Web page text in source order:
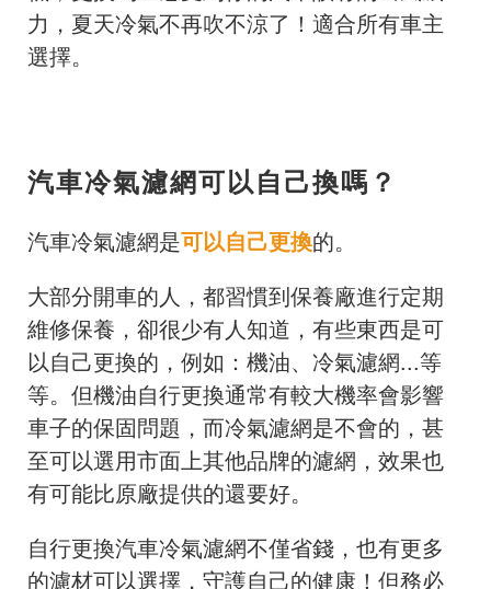
力，夏天冷氣不再吹不涼了！適合所有車主
選擇。
汽車冷氣濾網可以自己換嗎？
汽車冷氣濾網是可以自己更換的。
大部分開車的人，都習慣到保養廠進行定期
維修保養，卻很少有人知道，有些東西是可
以自己更換的，例如：機油、冷氣濾網...等
等。但機油自行更換通常有較大機率會影響
車子的保固問題，而冷氣濾網是不會的，甚
至可以選用市面上其他品牌的濾網，效果也
有可能比原廠提供的還要好。
自行更換汽車冷氣濾網不僅省錢，也有更多
的濾材可以選擇，守護自己的健康！但務必